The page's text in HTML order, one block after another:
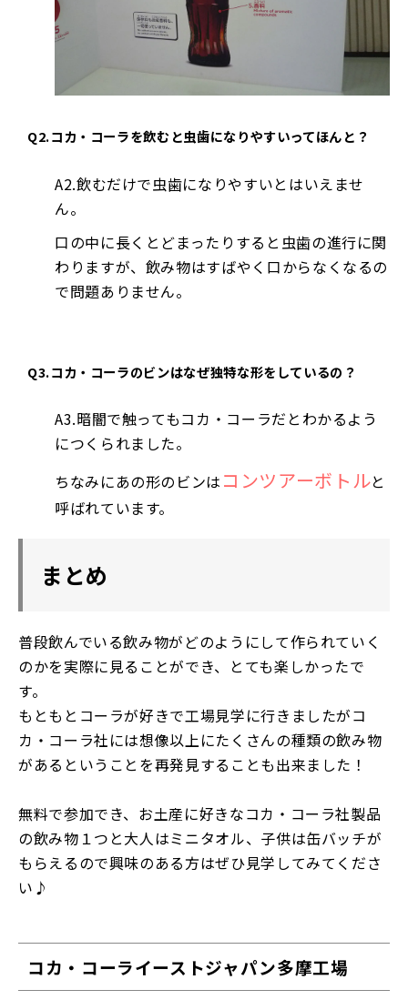
Q2.コカ・コーラを飲むと虫歯になりやすいってほんと？
A2.飲むだけで虫歯になりやすいとはいえませ
ん。
口の中に長くとどまったりすると虫歯の進行に関
わりますが、飲み物はすばやく口からなくなるの
で問題ありません。
Q3.コカ・コーラのビンはなぜ独特な形をしているの？
A3.暗闇で触ってもコカ・コーラだとわかるよう
につくられました。
ちなみにあの形のビンは コンツアーボトルと
呼ばれています。
まとめ
普段飲んでいる飲み物がどのようにして作られていく
のかを実際に見ることができ、とても楽しかったで
す。
もともとコーラが好きで工場見学に行きましたがコ
カ・コーラ社には想像以上にたくさんの種類の飲み物
があるということを再発見することも出来ました！
無料で参加でき、お土産に好きなコカ・コーラ社製品
の飲み物１つと大人はミニタオル、子供は缶バッチが
もらえるので興味のある方はぜひ見学してみてくださ
い♪
コカ・コーライーストジャパン多摩工場